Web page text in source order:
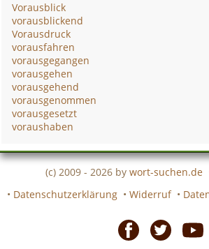
Vorausblick
vorausblickend
Vorausdruck
vorausfahren
vorausgegangen
vorausgehen
vorausgehend
vorausgenommen
vorausgesetzt
voraushaben
(c) 2009 - 2026 by wort-suchen.de
• Datenschutzerklärung • Widerruf •